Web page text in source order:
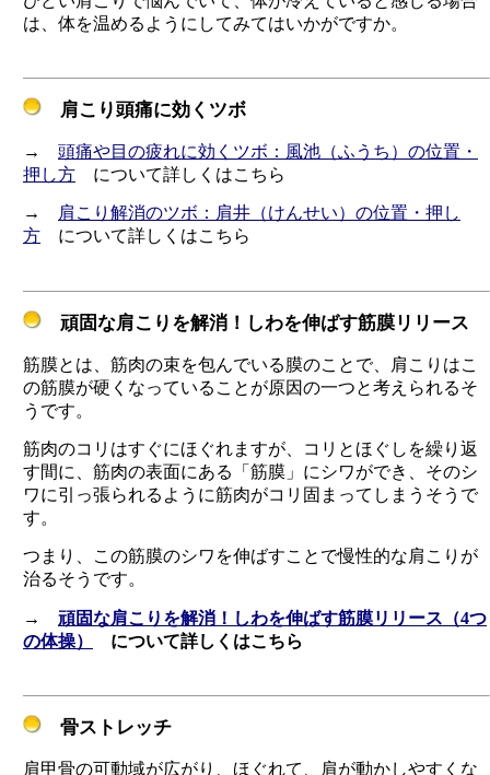
は、体を温めるようにしてみてはいかがですか。
肩こり頭痛に効くツボ
→ 頭痛や目の疲れに効くツボ：風池（ふうち）の位置・
押し方 について詳しくはこちら
→
肩こり解消のツボ：肩井（けんせい）の位置・押し
方 について詳しくはこちら
頑固な肩こりを解消！しわを伸ばす筋膜リリース
筋膜とは、筋肉の束を包んでいる膜のことで、肩こりはこ
の筋膜が硬くなっていることが原因の一つと考えられるそ
うです。
筋肉のコリはすぐにほぐれますが、コリとほぐしを繰り返
す間に、筋肉の表面にある「筋膜」にシワができ、そのシ
ワに引っ張られるように筋肉がコリ固まってしまうそうで
す。
つまり、この筋膜のシワを伸ばすことで慢性的な肩こりが
治るそうです。
→ 頑固な肩こりを解消！しわを伸ばす筋膜リリース（4つ
の体操）
について詳しくはこちら
骨ストレッチ
肩甲骨の可動域が広がり、ほぐれて、肩が動かしやすくな